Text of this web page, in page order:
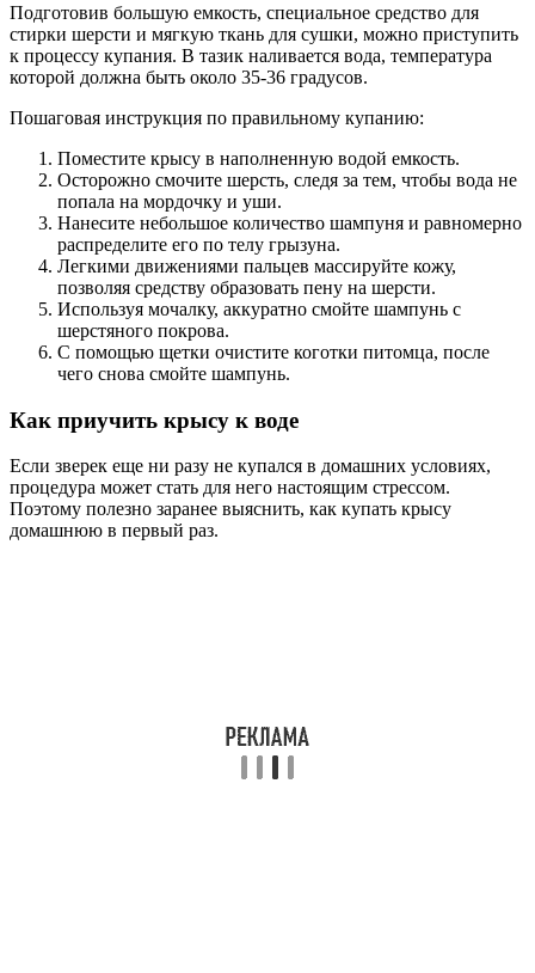
Подготовив большую емкость, специальное средство для
стирки шерсти и мягкую ткань для сушки, можно приступить
к процессу купания. В тазик наливается вода, температура
которой должна быть около 35-36 градусов.
Пошаговая инструкция по правильному купанию:
Поместите крысу в наполненную водой емкость.
Осторожно смочите шерсть, следя за тем, чтобы вода не
попала на мордочку и уши.
Нанесите небольшое количество шампуня и равномерно
распределите его по телу грызуна.
Легкими движениями пальцев массируйте кожу,
позволяя средству образовать пену на шерсти.
Используя мочалку, аккуратно смойте шампунь с
шерстяного покрова.
С помощью щетки очистите коготки питомца, после
чего снова смойте шампунь.
Как приучить крысу к воде
Если зверек еще ни разу не купался в домашних условиях,
процедура может стать для него настоящим стрессом.
Поэтому полезно заранее выяснить, как купать крысу
домашнюю в первый раз.